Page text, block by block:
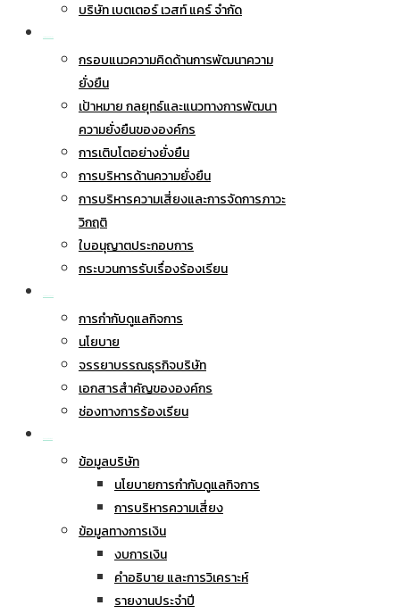
บริษัท เบตเตอร์ เวสท์ แคร์ จำกัด
กรอบแนวความคิดด้านการพัฒนาความ
ยั่งยืน
เป้าหมาย กลยุทธ์และแนวทางการพัฒนา
ความยั่งยืนขององค์กร
การเติบโตอย่างยั่งยืน
การบริหารด้านความยั่งยืน
การบริหารความเสี่ยงและการจัดการภาวะ
วิกฤติ
ใบอนุญาตประกอบการ
กระบวนการรับเรื่องร้องเรียน
การกำกับดูแลกิจการ
นโยบาย
จรรยาบรรณธุรกิจบริษัท
เอกสารสำคัญขององค์กร
ช่องทางการร้องเรียน
ข้อมูลบริษัท
นโยบายการกำกับดูแลกิจการ
การบริหารความเสี่ยง
ข้อมูลทางการเงิน
งบการเงิน
คำอธิบาย และการวิเคราะห์
รายงานประจำปี